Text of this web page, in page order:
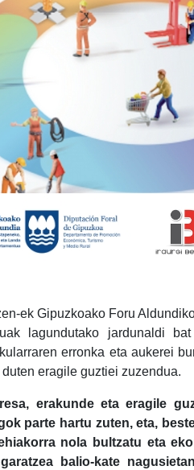
ek Gipuzkoako Foru
lagundutako jardunaldi
erronka eta aukerei
eragile guztiei zuzendua.
erakunde eta eragile
parte hartu zuten, eta,
nola bultzatu eta
balio-kate nagusietan